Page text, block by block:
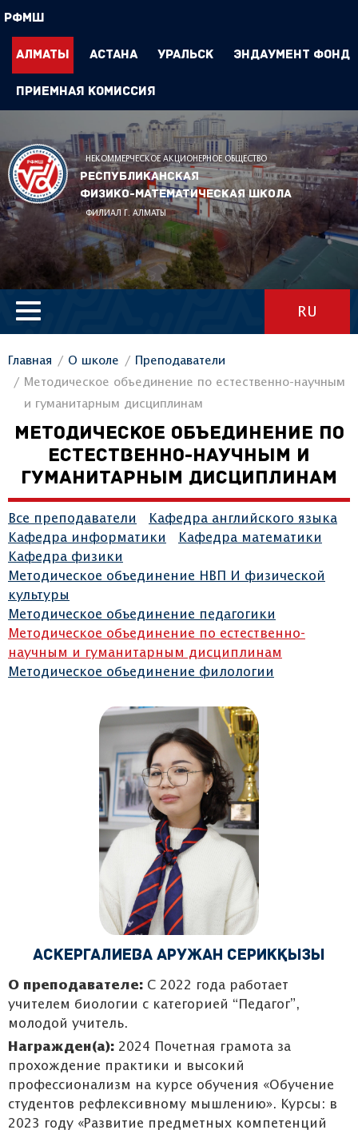
РФМШ
Алматы Астана Уральск Эндаумент Фонд
Приемная комиссия
НЕКОММЕРЧЕСКОЕ АКЦИОНЕРНОЕ ОБЩЕСТВО
Республиканская
физико-математическая школа
ФИЛИАЛ Г. АЛМАТЫ
RU
Главная О школе
Преподаватели
Методическое объединение по естественно-научным
и гуманитарным дисциплинам
МЕТОДИЧЕСКОЕ ОБЪЕДИНЕНИЕ ПО
ЕСТЕСТВЕННО-НАУЧНЫМ И
ГУМАНИТАРНЫМ ДИСЦИПЛИНАМ
Все преподаватели
Кафедра английского языка
Кафедра информатики
Кафедра математики
Кафедра физики
Методическое объединение НВП И физической
культуры
Методическое объединение педагогики
Методическое объединение по естественно-
научным и гуманитарным дисциплинам
Методическое объединение филологии
Аскергалиева Аружан Серикқызы
О преподавателе: С 2022 года работает
учителем биологии с категорией “Педагог”,
молодой учитель.
Награжден(а): 2024 Почетная грамота за
прохождение практики и высокий
профессионализм на курсе обучения «Обучение
студентов рефлексивному мышлению». Курсы: в
2023 году «Развитие предметных компетенций